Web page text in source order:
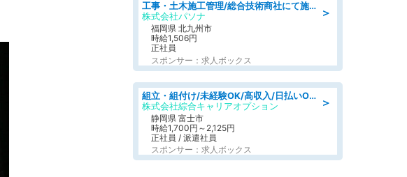
＞
工事・土木施工管理/総合技術商社にて施工管理のお仕事/即日勤務可/車通勤可/工事・土木施工管理/生産・品質管理
株式会社パソナ
福岡県 北九州市
時給1,506円
正社員
スポンサー：求人ボックス
＞
組立・組付け/未経験OK/高収入/日払いOK/寮費無料/交替制
株式会社綜合キャリアオプション
静岡県 富士市
時給1,700円～2,125円
正社員 / 派遣社員
スポンサー：求人ボックス